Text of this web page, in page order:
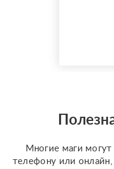
Многие маги могут
телефону или онлайн,